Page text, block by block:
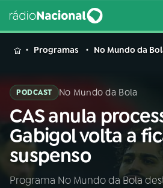
MENU
Buscar
na
Rádio
Nacional
Buscar
AO VIVO
Programas No Mundo da
PODCAST No Mundo da Bola
CAS anula
Gabigol volta a
suspenso
Programa No Mundo da Bola